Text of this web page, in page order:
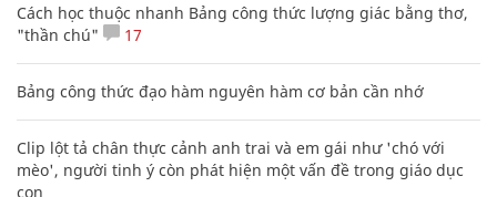
Cách học thuộc nhanh Bảng công thức lượng giác bằng thơ,
"thần chú"
17
Bảng công thức đạo hàm nguyên hàm cơ bản cần nhớ
Clip lột tả chân thực cảnh anh trai và em gái như 'chó với
mèo', người tinh ý còn phát hiện một vấn đề trong giáo dục
con